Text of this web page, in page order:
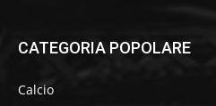
CATEGORIA POPOLARE
Calcio